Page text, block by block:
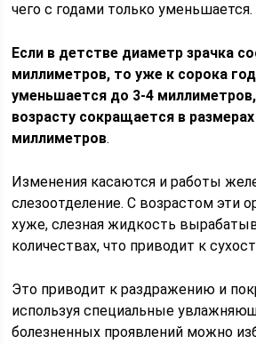
чего с годами только уменьшается.
Если в детстве диаметр зрачка
миллиметров, то уже к сорока
уменьшается до 3-4
возрасту сокращается в
миллиметров.
Изменения касаются и работы
слезоотделение. С возрастом эти
хуже, слезная жидкость
количествах, что приводит к
Это приводит к раздражению и
используя специальные
болезненных проявлений можно